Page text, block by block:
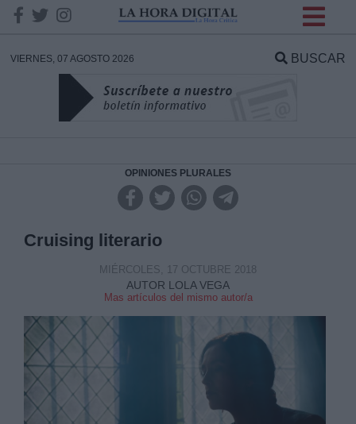
VIERNES, 07 AGOSTO 2026 BUSCAR
OPINIONES PLURALES
Cruising literario
AUTOR LOLA VEGA
Mas artículos del mismo autor/a
MIÉRCOLES, 17 OCTUBRE 2018
DATOS
Responsable:
Destinatarios: